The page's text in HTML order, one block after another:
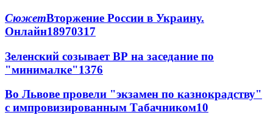
СюжетВторжение России в Украину.
Онлайн18970317
Зеленский созывает ВР на заседание по
"минималке"1376
Во Львове провели "экзамен по казнокрадству"
с импровизированным Табачником10